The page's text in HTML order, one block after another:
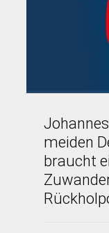
meiden
braucht